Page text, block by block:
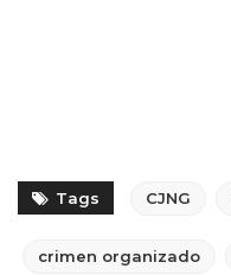
Tags CJNG
crimen organizado